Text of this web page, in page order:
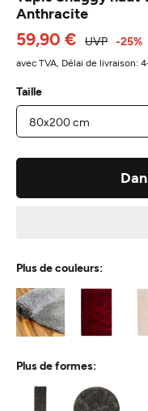
Anthracite
59,90 € UVP -25%
avec TVA, Délai de livraison:
Taille
Plus de couleurs:
Plus de formes: